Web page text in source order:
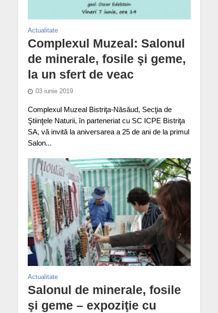
Actualitate
Complexul Muzeal: Salonul
de minerale, fosile şi geme,
la un sfert de veac
03 iunie 2019
Complexul Muzeal Bistriţa-Năsăud, Secţia de
Ştiinţele Naturii, în parteneriat cu SC ICPE Bistriţa
SA, vă invită la aniversarea a 25 de ani de la primul
Salon...
Actualitate
Salonul de minerale, fosile
şi geme – expoziţie cu